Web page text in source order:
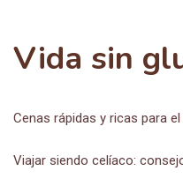
Vida sin
Cenas rápidas y ricas para
Viajar siendo celíaco: